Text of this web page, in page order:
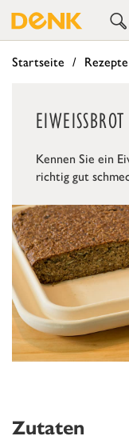
Startseite Rezepte
EIWEISSBROT
Kennen Sie ein
richtig gut
Zutaten